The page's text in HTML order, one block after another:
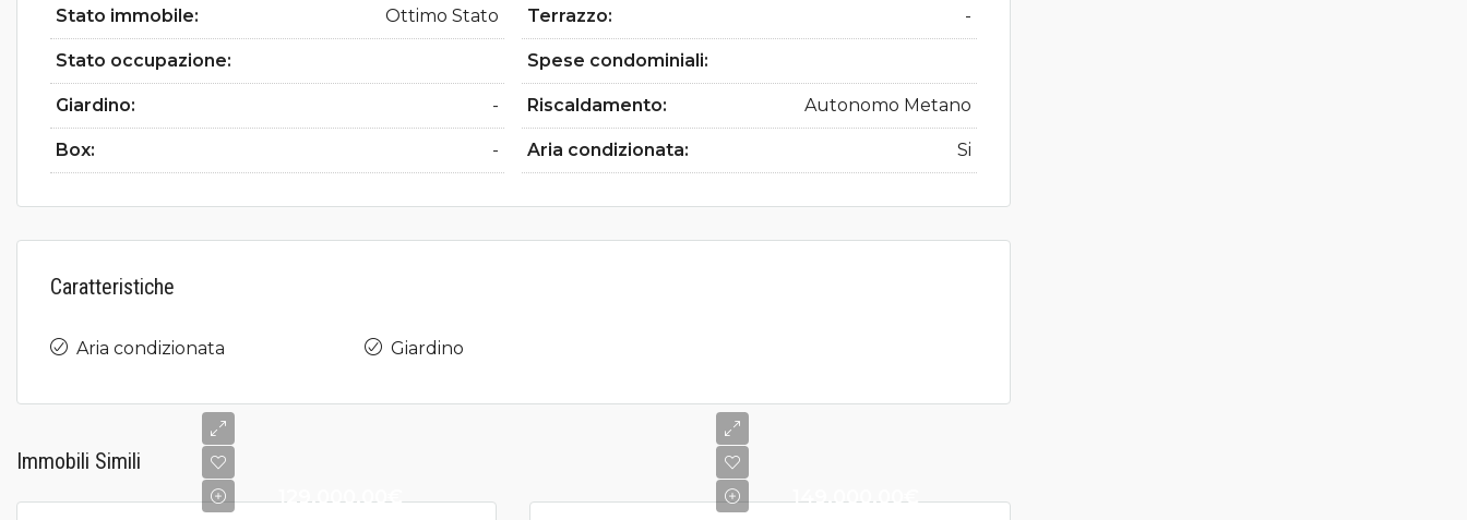
Stato immobile: Ottimo Stato
Stato occupazione:
Giardino: -
Box: -
Terrazzo: -
Spese condominiali:
Riscaldamento: Autonomo Metano
Aria condizionata: Si
Caratteristiche
Aria condizionata Giardino
Immobili Simili
129.000,00€ 149.000,00€